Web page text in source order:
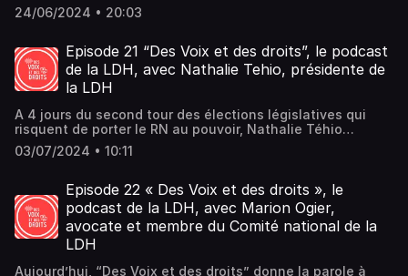
24/06/2024 • 20:03
Episode 21 “Des Voix et des droits”, le podcast
de la LDH, avec Nathalie Tehio, présidente de
la LDH
A 4 jours du second tour des élections législatives qui
risquent de porter le RN au pouvoir, Nathalie Téhio
détaille les principaux risques encourus et la nécessité de
tout faire pour empêcher la destruction de nos acquis
03/07/2024 • 10:11
Episode 22 « Des Voix et des droits », le
podcast de la LDH, avec Marion Ogier,
avocate et membre du Comité national de la
LDH
Aujourd’hui, “Des Voix et des droits” donne la parole à